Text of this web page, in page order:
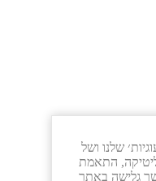
שלנו ושל
התאמת
גלישה באתר